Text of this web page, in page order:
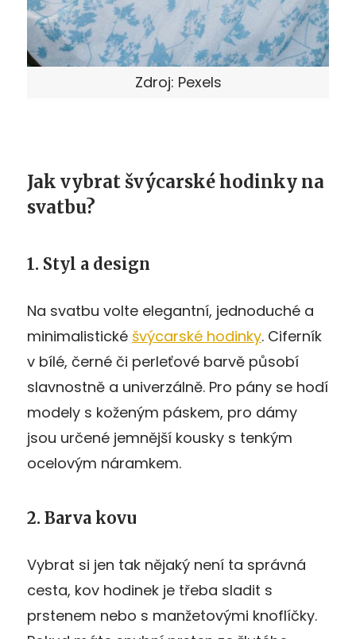
Zdroj: Pexels
Jak vybrat švýcarské hodinky na
svatbu?
1. Styl a design
Na svatbu volte elegantní, jednoduché a
minimalistické švýcarské hodinky. Ciferník
v bílé, černé či perleťové barvě působí
slavnostně a univerzálně. Pro pány se hodí
modely s koženým páskem, pro dámy
jsou určené jemnější kousky s tenkým
ocelovým náramkem.
2. Barva kovu
Vybrat si jen tak nějaký není ta správná
cesta, kov hodinek je třeba sladit s
prstenem nebo s manžetovými knoflíčky.